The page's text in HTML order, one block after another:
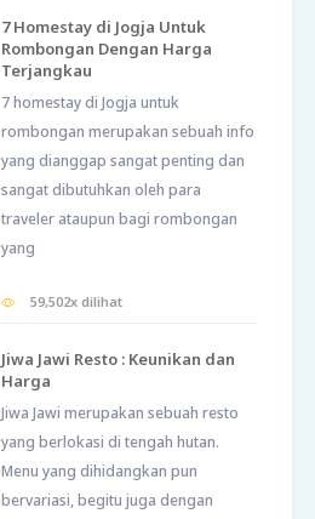
7 Homestay di Jogja Untuk
Rombongan Dengan Harga
Terjangkau
7 homestay di Jogja untuk
rombongan merupakan sebuah info
yang dianggap sangat penting dan
sangat dibutuhkan oleh para
traveler ataupun bagi rombongan
yang
59,502x dilihat
Jiwa Jawi Resto : Keunikan dan
Harga
Jiwa Jawi merupakan sebuah resto
yang berlokasi di tengah hutan.
Menu yang dihidangkan pun
bervariasi, begitu juga dengan